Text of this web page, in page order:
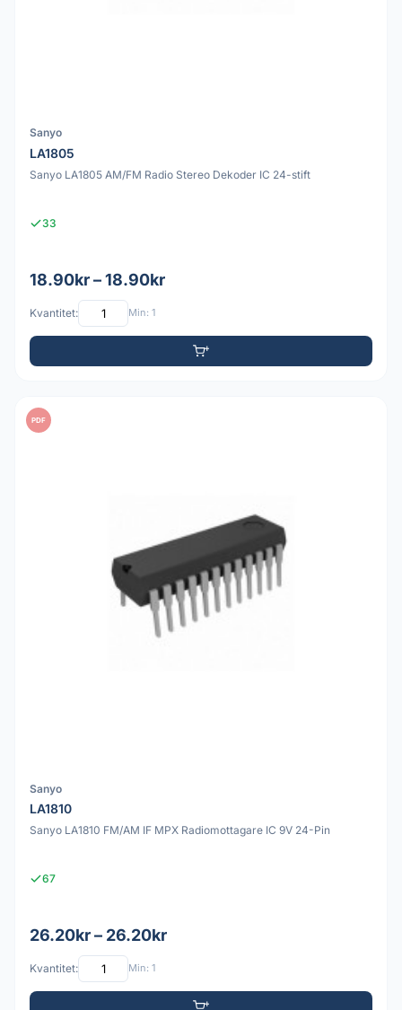
Sanyo
LA1805
Sanyo LA1805 AM/FM Radio Stereo Dekoder IC 24-stift
33
18.90kr – 18.90kr
Kvantitet: Min: 1
PDF
Sanyo
LA1810
Sanyo LA1810 FM/AM IF MPX Radiomottagare IC 9V 24-Pin
67
26.20kr – 26.20kr
Kvantitet: Min: 1